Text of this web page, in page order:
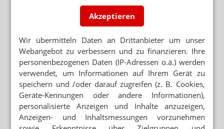
Akzeptieren
Wir übermitteln Daten an Drittanbieter um unser
Webangebot zu verbessern und zu finanzieren. Ihre
personenbezogenen Daten (IP-Adressen o.ä.) werden
verwendet, um Informationen auf Ihrem Gerät zu
speichern und /oder darauf zugreifen (z. B. Cookies,
Geräte-Kennungen oder andere Informationen),
personalisierte Anzeigen und Inhalte anzuzeigen,
Anzeigen- und Inhaltsmessungen vorzunehmen
Barmer: Genügend Apotheken in Meck-Pomm
ROBOTER STATT APOTHEKER?
Notdienst ohne Personal: Firma wirbt in Apotheken
Mehr aus Ressort
PREISSENKUNG NACH BESTELLUNG
Monatswechsel: Apotheke verliert 2000 Euro
GESETZGEBER MUSS HANDELN
Urteil verbietet Rezepturen im Sprechstundenbedarf